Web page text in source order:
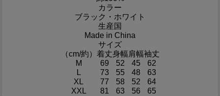
カラー
ブラック・ホワイト
生産国
Made in China
サイズ
（cm/約） 着丈身幅肩幅袖丈
M
69 52 45
62
L
73 55 48
63
XL
77 58 52
64
XXL
81 63 56 65